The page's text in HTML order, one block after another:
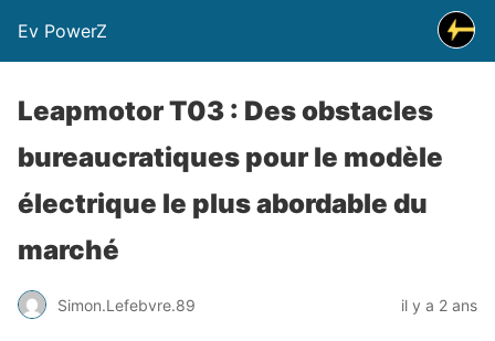
Ev PowerZ
Leapmotor T03 : Des obstacles
bureaucratiques pour le modèle
électrique le plus abordable du
marché
Simon.Lefebvre.89 il y a 2 ans